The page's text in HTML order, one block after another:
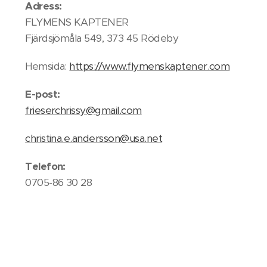
Adress:
FLYMENS KAPTENER
Fjärdsjömåla 549, 373 45 Rödeby
Hemsida: https://www.flymenskaptener.com
E-post:
frieserchrissy@gmail.com
christina.e.andersson@usa.net
Telefon:
0705-86 30 28